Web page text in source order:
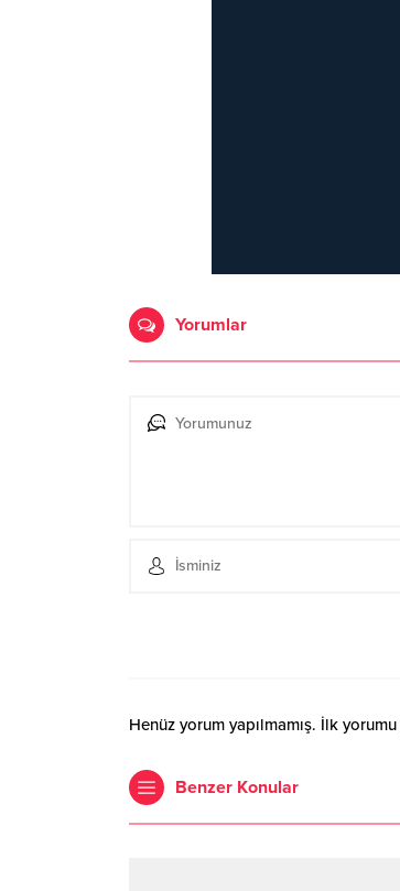
Yorumlar
Henüz yorum yapılmamış. İlk
Benzer Konular